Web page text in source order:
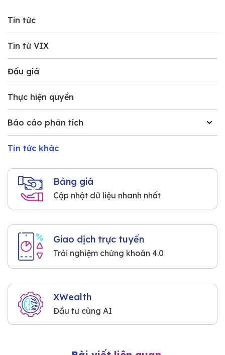
Tin tức
Tin từ VIX
Đấu giá
Thực hiện quyền
Báo cáo phân tích
Tin tức khác
Bảng giá
Cập nhật dữ liệu nhanh nhất
Giao dịch trực tuyến
Trải nghiệm chứng khoán 4.0
XWealth
Đầu tư cùng AI